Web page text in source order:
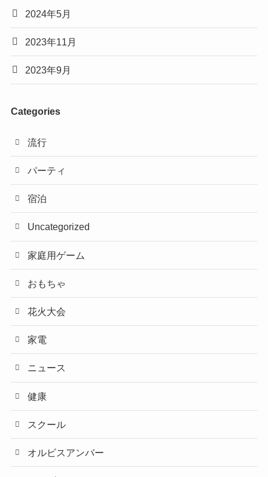
2024年5月
2023年11月
2023年9月
Categories
流行
パーティ
宿泊
Uncategorized
家庭用ゲーム
おもちゃ
花火大会
家電
ニュース
健康
スクール
オルビスアンバー